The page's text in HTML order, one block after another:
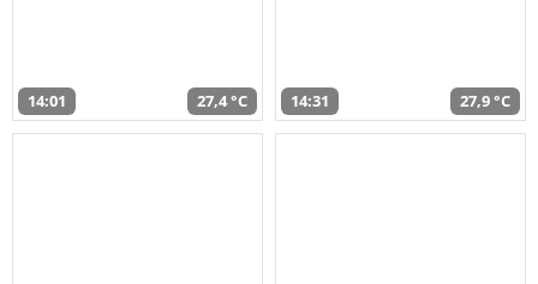
14:01 27,4 °C 14:31 27,9 °C